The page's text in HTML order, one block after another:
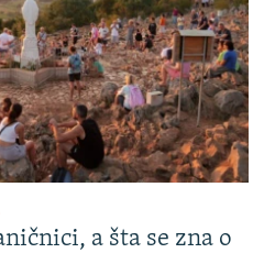
a šta se zna o